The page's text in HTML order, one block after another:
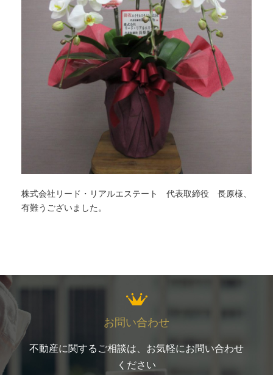
株式会社リード・リアルエステート 代表取締役 長原様、
有難うございました。
お問い合わせ
不動産に関するご相談は、お気軽にお問い合わせ
ください